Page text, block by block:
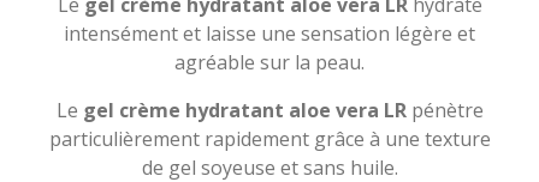
intensément et laisse une sensation légère et
agréable sur la peau.
Le gel crème hydratant aloe vera LRpénètre
particulièrement rapidement grâce à une texture
de gel soyeuse et sans huile.